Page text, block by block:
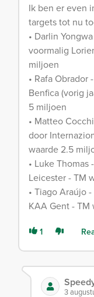
Ik ben er even
targets tot nu
• Darlin
voormalig
miljoen
• Rafa
Benfica (vorig
5 miljoen
• Matteo
door
waarde 2.5
• Luke
Leicester - TM
• Tiago Araújo
KAA Gent -
1
3